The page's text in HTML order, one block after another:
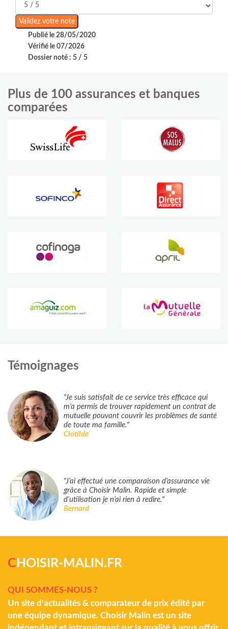
Publié le 28/05/2020
Vérifié le 07/2026
Dossier noté : 5 / 5
Plus de 100 assurances et banques
comparées
Témoignages
"Je suis satisfait de ce service très efficace qui
m’a permis de trouver rapidement un contrat de
mutuelle pouvant couvrir les problèmes de santé
de toute ma famille."
Clotilde
"J’ai effectué une comparaison d’assurance vie
grâce à Choisir Malin. Rapide et simple
d’utilisation je n’ai rien à redire."
Bernard
C HOISIR-MALIN.FR
QUI SOMMES-NOUS ?
Un site d'actualités & comparateur de prix édité par
une équipe dynamique. Choisir Malin est un site